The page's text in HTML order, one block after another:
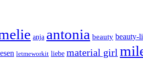
anja antonia beauty beauty-
letmeworkit liebe material girl